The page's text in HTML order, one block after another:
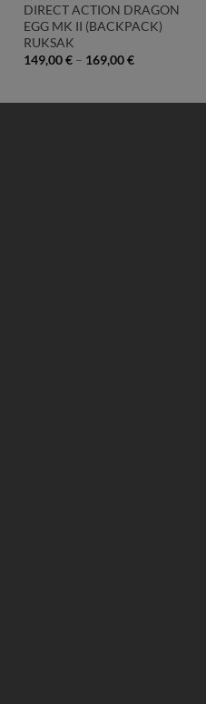
DIRECT ACTION DRAGON
EGG MK II (BACKPACK)
RUKSAK
149,00€ – 169,00€